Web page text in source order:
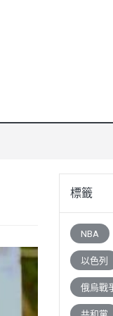
標籤
NBA
以色列
俄烏戰